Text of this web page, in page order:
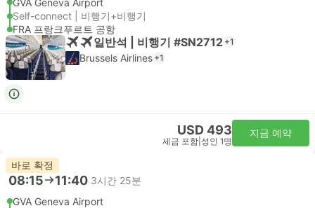
GVA Geneva Airport
Self-connect | 비행기+비행기
FRA 프랑크푸르트 공항
일반석 | 비행기 #SN2712 +1
Brussels Airlines +1
USD 493
세금 포함 성인 1명
지금 예약
바로 확정
08:15 11:40 3시간 25분
GVA Geneva Airport